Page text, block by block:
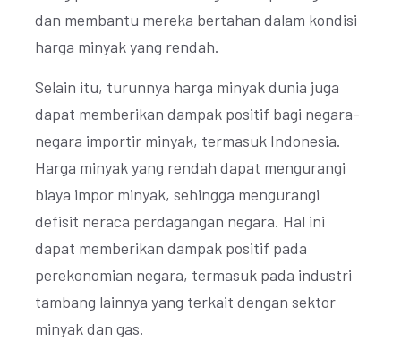
dan membantu mereka bertahan dalam kondisi
harga minyak yang rendah.
Selain itu, turunnya harga minyak dunia juga
dapat memberikan dampak positif bagi negara-
negara importir minyak, termasuk Indonesia.
Harga minyak yang rendah dapat mengurangi
biaya impor minyak, sehingga mengurangi
defisit neraca perdagangan negara. Hal ini
dapat memberikan dampak positif pada
perekonomian negara, termasuk pada industri
tambang lainnya yang terkait dengan sektor
minyak dan gas.